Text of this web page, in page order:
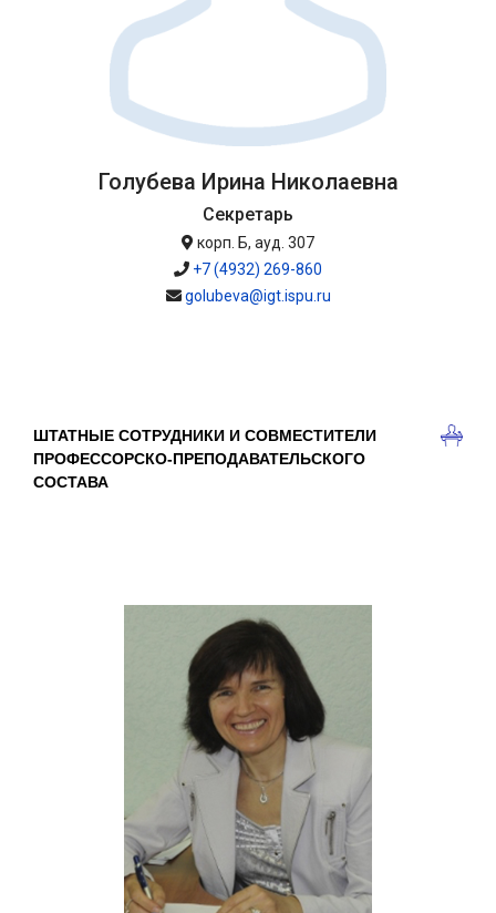
Голубева Ирина Николаевна
Секретарь
корп. Б, ауд. 307
+7 (4932) 269-860
golubeva@igt.ispu.ru
ШТАТНЫЕ СОТРУДНИКИ И СОВМЕСТИТЕЛИ
ПРОФЕССОРСКО-ПРЕПОДАВАТЕЛЬСКОГО
СОСТАВА